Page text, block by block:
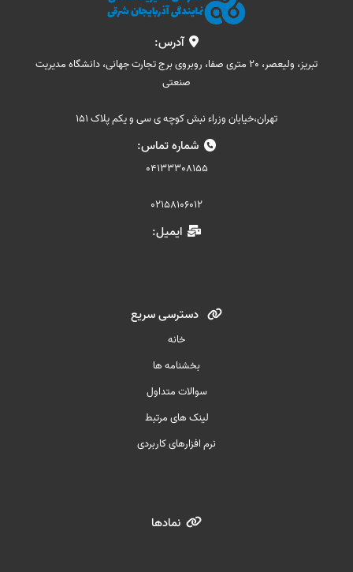
آدرس:
تبریز، ولیعصر، 20 متری صفا، روبروی برج تجارت جهانی، دانشگاه مدیریت
صنعتی
تهران،خیابان وزراء نبش کوچه ی سی و یکم پلاک 151
شماره تماس:
04133308155
02158106012
ایمیل:
دسترسی سریع
خانه
بخشنامه ها
سوالات متداول
لینک های مرتبط
نرم افزارهای کاربردی
نمادها